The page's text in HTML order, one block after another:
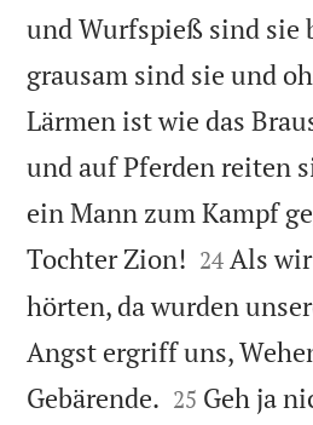
und Wurfspieß sind sie
grausam sind sie und
Lärmen ist wie das
und auf Pferden reiten
ein Mann zum Kampf
Tochter Zion! 

24 Als
hörten, da wurden
Angst ergriff uns,
Gebärende. 

25 Geh ja